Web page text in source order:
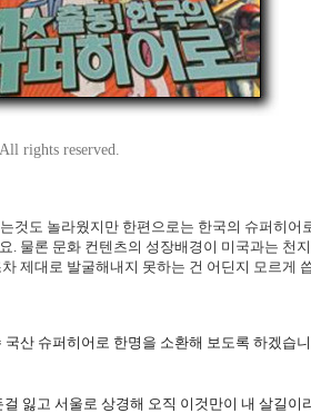
rights reserved.
것도 놀라웠지만 한편으로는 한국의 슈퍼히어
. 물론 문화 컨텐츠의 성장배경이 미국과는 천
제대로 발굴해내지 못하는 건 어딘지 모르게
산 슈퍼히어로 한명을 소환해 보도록 하겠습
잃고 서울로 상경해 오직 이것만이 내 살길이